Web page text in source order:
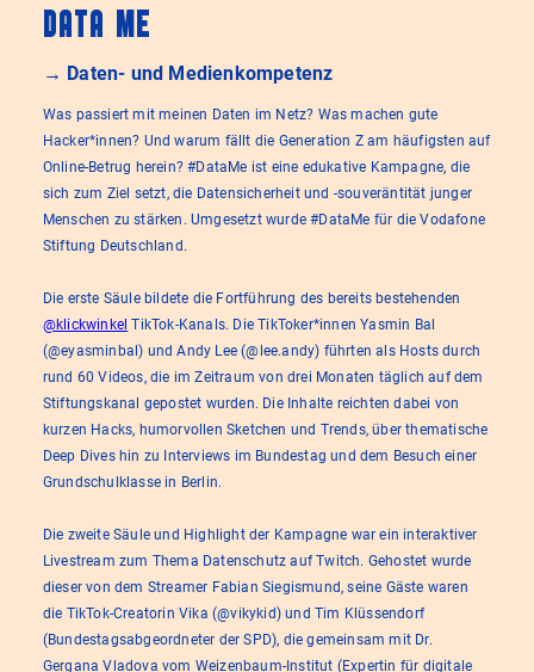
Data Me
→ Daten- und Medienkompetenz
Was passiert mit meinen Daten im Netz? Was machen gute
Hacker*innen? Und warum fällt die Generation Z am häufigsten auf
Online-Betrug herein? #DataMe ist eine edukative Kampagne, die
sich zum Ziel setzt, die Datensicherheit und -souveräntität junger
Menschen zu stärken. Umgesetzt wurde #DataMe für die Vodafone
Stiftung Deutschland.
Die erste Säule bildete die Fortführung des bereits bestehenden
@klickwinkel TikTok-Kanals. Die TikToker*innen Yasmin Bal
(@eyasminbal) und Andy Lee (@lee.andy) führten als Hosts durch
rund 60 Videos, die im Zeitraum von drei Monaten täglich auf dem
Stiftungskanal gepostet wurden. Die Inhalte reichten dabei von
kurzen Hacks, humorvollen Sketchen und Trends, über thematische
Deep Dives hin zu Interviews im Bundestag und dem Besuch einer
Grundschulklasse in Berlin.
Die zweite Säule und Highlight der Kampagne war ein interaktiver
Livestream zum Thema Datenschutz auf Twitch. Gehostet wurde
dieser von dem Streamer Fabian Siegismund, seine Gäste waren
die TikTok-Creatorin Vika (@vikykid) und Tim Klüssendorf
(Bundestagsabgeordneter der SPD), die gemeinsam mit Dr.
Gergana Vladova vom Weizenbaum-Institut (Expertin für digitale